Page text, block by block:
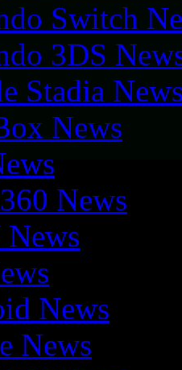
Switch
3DS
Stadia
News
News
News
News